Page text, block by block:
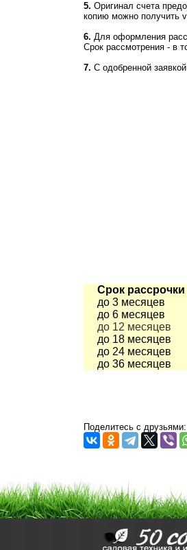
5. Оригинал счета
копию можно получить
6. Для оформления
Срок рассмотрения - в
7. С одобренной
Срок рассрочки
до 3 месяцев
до 6 месяцев
до 12 месяцев
до 18 месяцев
до 24 месяцев
до 36 месяцев
Поделитесь с друзьями: